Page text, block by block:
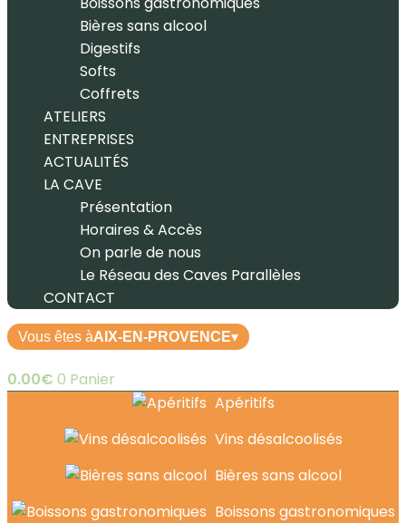
Bières sans alcool
Digestifs
Softs
Coffrets
ATELIERS
ENTREPRISES
ACTUALITÉS
LA CAVE
Présentation
Horaires & Accès
On parle de nous
Le Réseau des Caves Parallèles
CONTACT
Vous êtes àAIX-EN-PROVENCE▾
0.00€ 0 Panier
Apéritifs
Vins désalcoolisés
Bières sans alcool
Boissons gastronomiques